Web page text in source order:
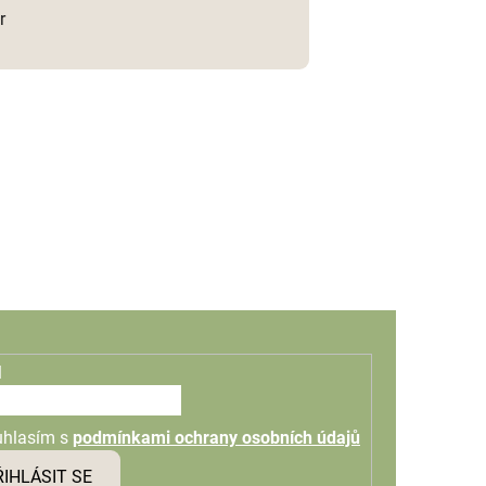
s podmínkami ochrany osobních údajů
SE